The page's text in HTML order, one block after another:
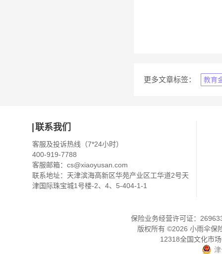
更多文章标签： 教育
联系我们
客服及投诉热线（7*24小时）
400-919-7788
客服邮箱： cs@xiaoyusan.com
联系地址：天津滨海高新区华苑产业区工华道2号天
津国际珠宝城1号楼-2、4、5-404-1-1
保险业务经营许可证：
版权所有 ©2026 小雨伞保
12318全国文化市